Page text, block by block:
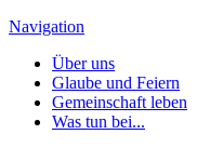
Navigation
Über uns
Glaube und Feiern
Gemeinschaft leben
Was tun bei...